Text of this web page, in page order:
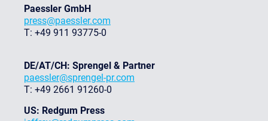
Paessler GmbH
press@paessler.com
T: +49 911 93775-0
DE/AT/CH: Sprengel & Partner
paessler@sprengel-pr.com
T: +49 2661 91260-0
US: Redgum Press